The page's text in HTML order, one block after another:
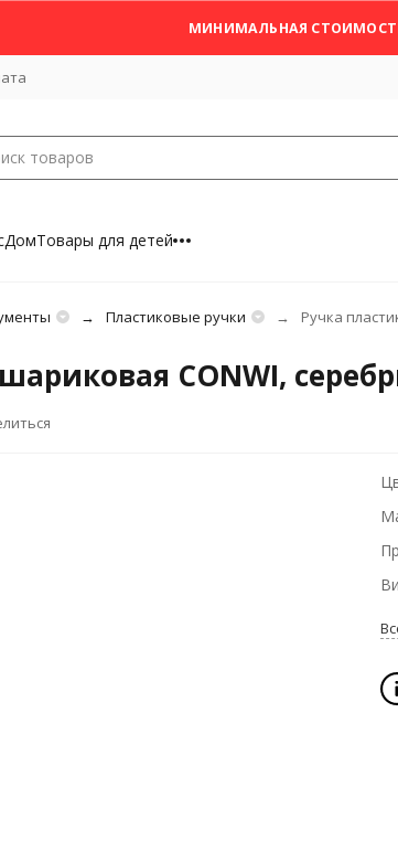
МИНИМАЛЬНАЯ СТОИМОСТЬ
ДомТовары для детей
Пластиковые ручки Ручка
CONWI,